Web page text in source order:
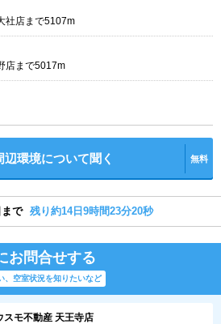
社店まで5107m
店まで5017m
辺環境について聞く 無料
で 残り約14日9時間23分20秒
お問合せする
、空室状況を知りたいなど
スモ不動産 天王寺店